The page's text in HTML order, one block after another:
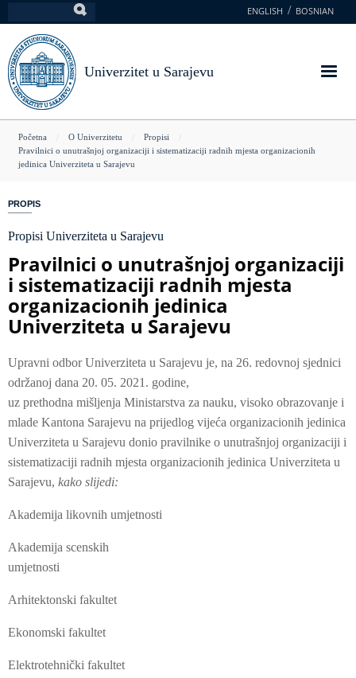
na
glavni
sadržaj
ENGLISH BOSNIAN
Univerzitet u Sarajevu
You
are
Početna O Univerzitetu
Propisi
Pravilnici o unutrašnjoj organizaciji i sistematizaciji radnih mjesta organizacionih
jedinica Univerziteta u Sarajevu
PROPIS
Propisi Univerziteta u Sarajevu
Pravilnici o unutrašnjoj organizaciji
i sistematizaciji radnih mjesta
organizacionih jedinica
Univerziteta u Sarajevu
Upravni odbor Univerziteta u Sarajevu je, na 26. redovnoj sjednici
održanoj dana 20. 05. 2021. godine,
uz prethodna mišljenja Ministarstva za nauku, visoko obrazovanje i
mlade Kantona Sarajevu na prijedlog vijeća organizacionih jedinica
Univerziteta u Sarajevu donio pravilnike o unutrašnjoj organizaciji i
sistematizaciji radnih mjesta organizacionih jedinica Univerziteta u
Sarajevu, kako slijedi:
Akademija likovnih umjetnosti
Akademija scenskih
umjetnosti
Arhitektonski fakultet
Ekonomski fakultet
Elektrotehnički fakultet